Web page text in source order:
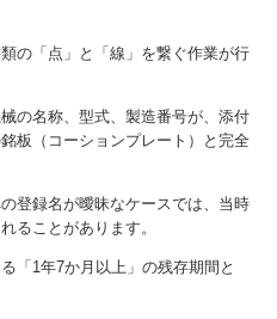
の「点」と「線」を繋ぐ作業が行
の名称、型式、製造番号が、添付
板（コーションプレート）と完全
登録名が曖昧なケースでは、当時
ることがあります。
「1年7か月以上」の残存期間と